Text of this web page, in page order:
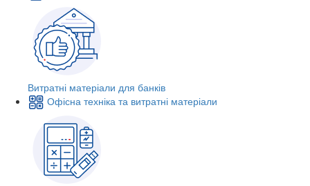
Витратні матеріали для банків
Офісна техніка та витратні матеріали